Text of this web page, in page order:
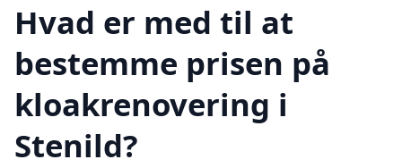
Hvad er med til at
bestemme prisen på
kloakrenovering i
Stenild?